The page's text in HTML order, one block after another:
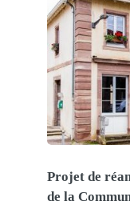
Projet de
de la